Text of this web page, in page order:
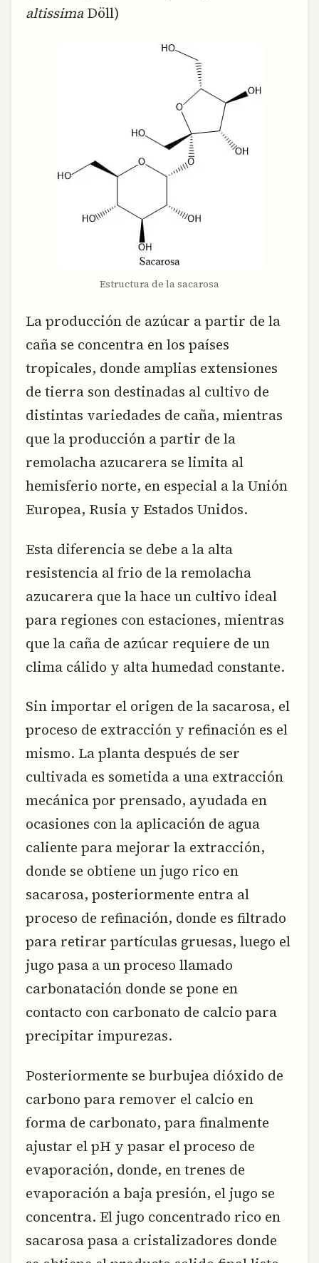
altissimaDöll)
Estructura de la sacarosa
La producción de azúcar a partir de la
caña se concentra en los países
tropicales, donde amplias extensiones
de tierra son destinadas al cultivo de
distintas variedades de caña, mientras
que la producción a partir de la
remolacha azucarera se limita al
hemisferio norte, en especial a la Unión
Europea, Rusia y Estados Unidos.
Esta diferencia se debe a la alta
resistencia al frio de la remolacha
azucarera que la hace un cultivo ideal
para regiones con estaciones, mientras
que la caña de azúcar requiere de un
clima cálido y alta humedad constante.
Sin importar el origen de la sacarosa, el
proceso de extracción y refinación es el
mismo. La planta después de ser
cultivada es sometida a una extracción
mecánica por prensado, ayudada en
ocasiones con la aplicación de agua
caliente para mejorar la extracción,
donde se obtiene un jugo rico en
sacarosa, posteriormente entra al
proceso de refinación, donde es filtrado
para retirar partículas gruesas, luego el
jugo pasa a un proceso llamado
carbonatación donde se pone en
contacto con carbonato de calcio para
precipitar impurezas.
Posteriormente se burbujea dióxido de
carbono para remover el calcio en
forma de carbonato, para finalmente
ajustar el pH y pasar el proceso de
evaporación, donde, en trenes de
evaporación a baja presión, el jugo se
concentra. El jugo concentrado rico en
sacarosa pasa a cristalizadores donde